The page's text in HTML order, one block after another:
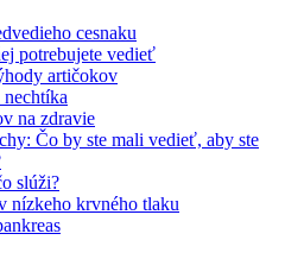
cesnaku
potrebujete vedieť
artičokov
na zdravie
Čo by ste mali vedieť, aby ste
slúži?
nízkeho krvného tlaku